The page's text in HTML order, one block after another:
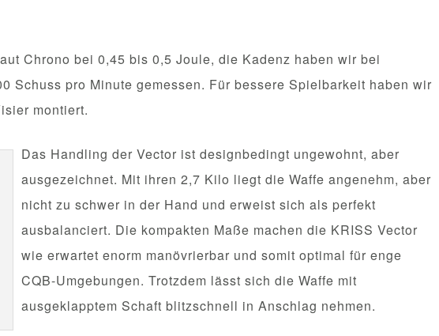
Chrono bei 0,45 bis 0,5 Joule, die Kadenz haben wir bei
Schuss pro Minute gemessen. Für bessere Spielbarkeit haben wir
montiert.
Das Handling der Vector ist designbedingt ungewohnt, aber
ausgezeichnet. Mit ihren 2,7 Kilo liegt die Waffe angenehm, aber
nicht zu schwer in der Hand und erweist sich als perfekt
ausbalanciert. Die kompakten Maße machen die KRISS Vector
wie erwartet enorm manövrierbar und somit optimal für enge
CQB-Umgebungen. Trotzdem lässt sich die Waffe mit
ausgeklapptem Schaft blitzschnell in Anschlag nehmen.